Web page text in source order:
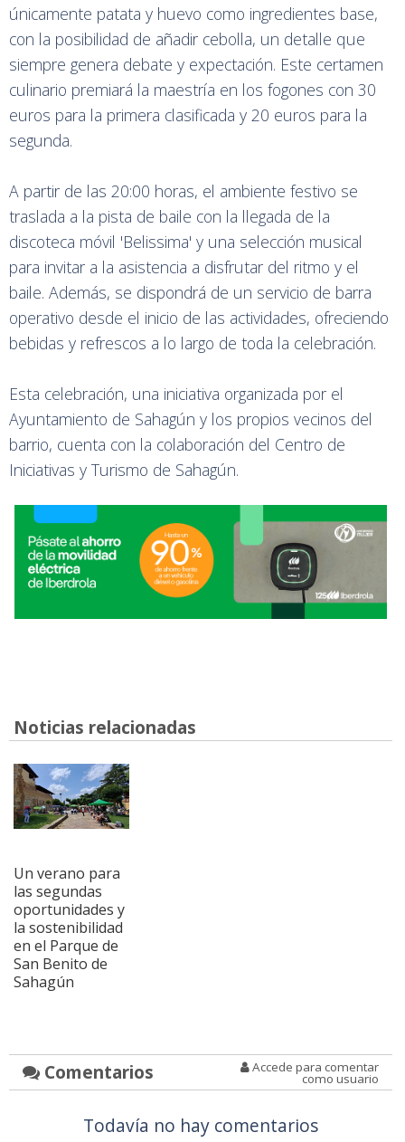
únicamente patata y huevo como ingredientes base,
con la posibilidad de añadir cebolla, un detalle que
siempre genera debate y expectación. Este certamen
culinario premiará la maestría en los fogones con 30
euros para la primera clasificada y 20 euros para la
segunda.
A partir de las 20:00 horas, el ambiente festivo se
traslada a la pista de baile con la llegada de la
discoteca móvil 'Belissima' y una selección musical
para invitar a la asistencia a disfrutar del ritmo y el
baile. Además, se dispondrá de un servicio de barra
operativo desde el inicio de las actividades, ofreciendo
bebidas y refrescos a lo largo de toda la celebración.
Esta celebración, una iniciativa organizada por el
Ayuntamiento de Sahagún y los propios vecinos del
barrio, cuenta con la colaboración del Centro de
Iniciativas y Turismo de Sahagún.
Noticias relacionadas
Un verano para
las segundas
oportunidades y
la sostenibilidad
en el Parque de
San Benito de
Sahagún
Comentarios Accede para comentar
como usuario
Todavía no hay comentarios